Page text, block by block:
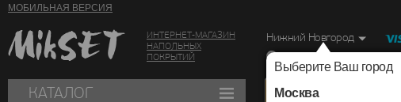
МОБИЛЬНАЯ ВЕРСИЯ
ИНТЕРНЕТ-МАГАЗИН
НАПОЛЬНЫХ
ПОКРЫТИЙ
Нижний Новгород
Выберите Ваш город
Москва
г. Нижний Новгород, Ул.
КАТАЛОГ